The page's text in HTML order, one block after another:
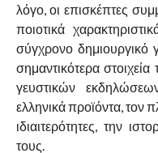
λόγο, οι επισκέπτες
ποιοτικά
σύγχρονο δημιουργικό
σημαντικότερα
γευστικών
ελληνικά προϊόντα, τον
ιδιαιτερότητες, την
τους.